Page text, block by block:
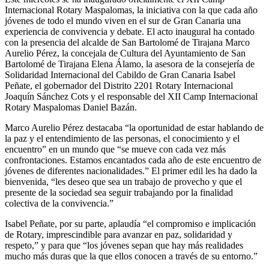
Internacional Rotary Maspalomas, la iniciativa con la que cada año
jóvenes de todo el mundo viven en el sur de Gran Canaria una
experiencia de convivencia y debate. El acto inaugural ha contado
con la presencia del alcalde de San Bartolomé de Tirajana Marco
Aurelio Pérez, la concejala de Cultura del Ayuntamiento de San
Bartolomé de Tirajana Elena Álamo, la asesora de la consejería de
Solidaridad Internacional del Cabildo de Gran Canaria Isabel
Peñate, el gobernador del Distrito 2201 Rotary Internacional
Joaquín Sánchez Cots y el responsable del XII Camp Internacional
Rotary Maspalomas Daniel Bazán.
Marco Aurelio Pérez destacaba “la oportunidad de estar hablando de
la paz y el entendimiento de las personas, el conocimiento y el
encuentro” en un mundo que “se mueve con cada vez más
confrontaciones. Estamos encantados cada año de este encuentro de
jóvenes de diferentes nacionalidades.” El primer edil les ha dado la
bienvenida, “les deseo que sea un trabajo de provecho y que el
presente de la sociedad sea seguir trabajando por la finalidad
colectiva de la convivencia.”
Isabel Peñate, por su parte, aplaudía “el compromiso e implicación
de Rotary, imprescindible para avanzar en paz, solidaridad y
respeto,” y para que “los jóvenes sepan que hay más realidades
mucho más duras que la que ellos conocen a través de su entorno.”